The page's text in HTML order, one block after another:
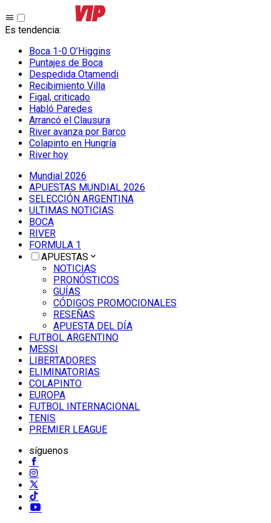
Es tendencia:
Boca 1-0 O’Higgins
Puntajes de Boca
Despedida Otamendi
Recibimiento Villa
Figal, criticado
Habló Paredes
Arrancó el Clausura
River avanza por Barco
Colapinto en Hungría
River hoy
Mundial 2026
APUESTAS MUNDIAL 2026
SELECCIÓN ARGENTINA
ULTIMAS NOTICIAS
BOCA
RIVER
FORMULA 1
APUESTAS
NOTICIAS
PRONÓSTICOS
GUÍAS
CÓDIGOS PROMOCIONALES
RESEÑAS
APUESTA DEL DÍA
FUTBOL ARGENTINO
MESSI
LIBERTADORES
ELIMINATORIAS
COLAPINTO
EUROPA
FUTBOL INTERNACIONAL
TENIS
PREMIER LEAGUE
síguenos